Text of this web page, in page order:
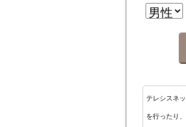
テレシスネ
を行ったり